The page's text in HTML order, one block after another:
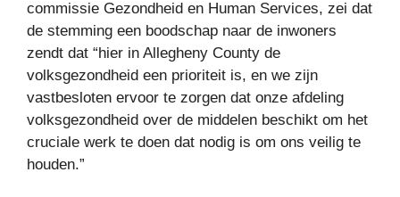
commissie Gezondheid en Human Services, zei dat
de stemming een boodschap naar de inwoners
zendt dat “hier in Allegheny County de
volksgezondheid een prioriteit is, en we zijn
vastbesloten ervoor te zorgen dat onze afdeling
volksgezondheid over de middelen beschikt om het
cruciale werk te doen dat nodig is om ons veilig te
houden.”